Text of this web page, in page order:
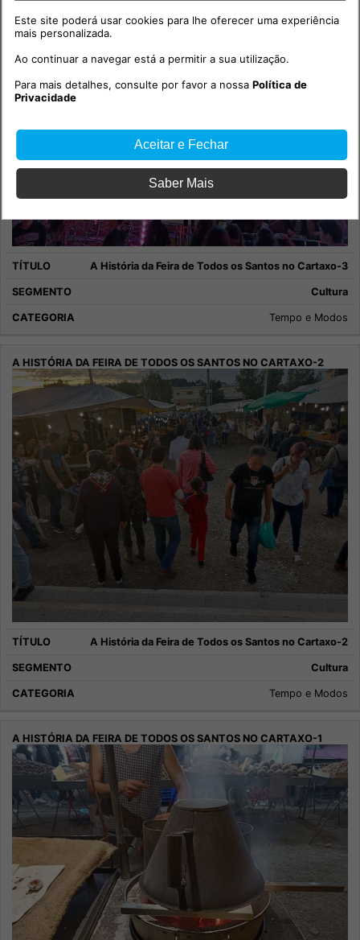
A História da Feira de Todos os Santos no Cartaxo-3
Cultura
Tempo e Modos
A História da Feira de Todos os Santos no Cartaxo-2
Cultura
Tempo e Modos
Este site poderá usar cookies para lhe oferecer uma experiência
mais personalizada.
Ao continuar a navegar está a permitir a sua utilização.
Para mais detalhes, consulte por favor a nossaPolítica de
Privacidade
Aceitar e Fechar
Saber Mais